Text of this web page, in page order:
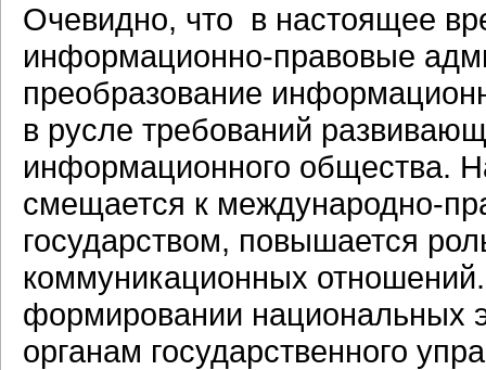
Очевидно, что в настоящее
информационно-правовые
преобразование
в русле требований
информационного общества.
смещается к международно-
государством, повышается
коммуникационных
формировании национальных
органам государственного